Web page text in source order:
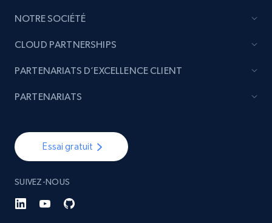
NOTRE SOCIÉTÉ
Essai gratuit
SUIVEZ-NOUS
CLOUD PARTNERSHIPS
PARTENARIATS D’EXCELLENCE CLIENT
PARTENARIATS